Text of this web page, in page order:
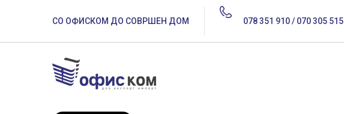
СО ОФИСКОМ ДО СОВРШЕН ДОМ 078 351 910 / 070 305 515